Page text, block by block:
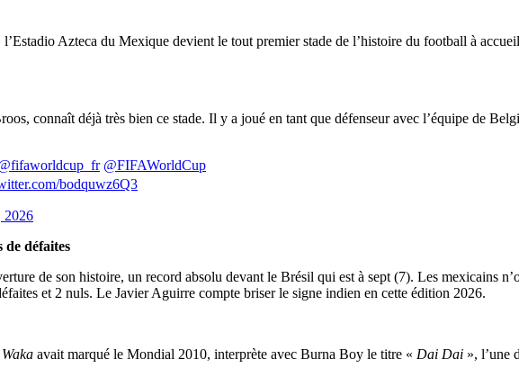
Azteca du Mexique devient le tout premier stade de l’histoire du football à
connaît déjà très bien ce stade. Il y a joué en tant que défenseur avec l’équipe de
@FIFAWorldCup
bodquwz6Q3
2026
défaites
de son histoire, un record absolu devant le Brésil qui est à sept (7). Les mexicains
et 2 nuls. Le Javier Aguirre compte briser le signe indien en cette édition 2026.
avait marqué le Mondial 2010, interprète avec Burna Boy le titre « Dai Dai », l’une